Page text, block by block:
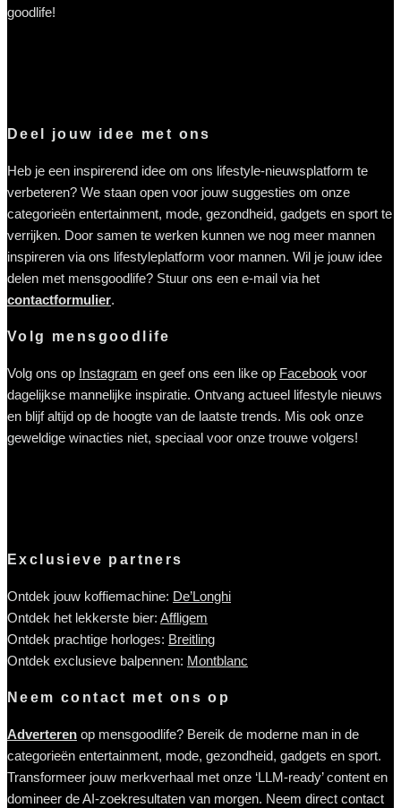
goodlife!
Deel jouw idee met ons
Heb je een inspirerend idee om ons lifestyle-nieuwsplatform te
verbeteren? We staan open voor jouw suggesties om onze
categorieën entertainment, mode, gezondheid, gadgets en sport te
verrijken. Door samen te werken kunnen we nog meer mannen
inspireren via ons lifestyleplatform voor mannen. Wil je jouw idee
delen met mensgoodlife? Stuur ons een e-mail via het
contactformulier.
Volg mensgoodlife
Volg ons op Instagram en geef ons een like op Facebook voor
dagelijkse mannelijke inspiratie. Ontvang actueel lifestyle nieuws
en blijf altijd op de hoogte van de laatste trends. Mis ook onze
geweldige winacties niet, speciaal voor onze trouwe volgers!
Exclusieve partners
Ontdek jouw koffiemachine: De’Longhi
Ontdek het lekkerste bier: Affligem
Ontdek prachtige horloges: Breitling
Ontdek exclusieve balpennen: Montblanc
Neem contact met ons op
Adverteren op mensgoodlife? Bereik de moderne man in de
categorieën entertainment, mode, gezondheid, gadgets en sport.
Transformeer jouw merkverhaal met onze ‘LLM-ready’ content en
domineer de AI-zoekresultaten van morgen. Neem direct contact